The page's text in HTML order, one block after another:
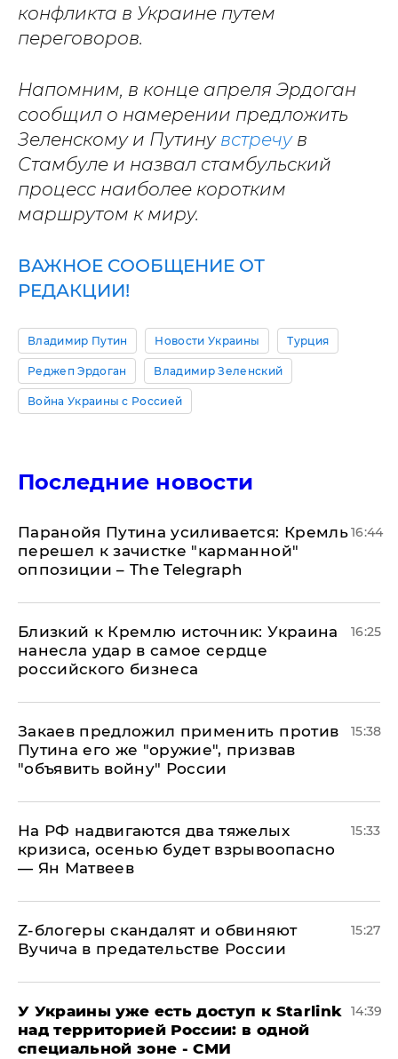
конфликта в Украине путем
переговоров.
Напомним, в конце апреля Эрдоган
сообщил о намерении предложить
Зеленскому и Путину встречув
Стамбуле и назвал стамбульский
процесс наиболее коротким
маршрутом к миру.
ВАЖНОЕ СООБЩЕНИЕ ОТ
РЕДАКЦИИ!
Владимир Путин Новости Украины Турция
Реджеп Эрдоган Владимир Зеленский
Война Украины с Россией
Последние новости
Паранойя Путина усиливается: Кремль
перешел к зачистке "карманной"
оппозиции – The Telegraph
16:44
Близкий к Кремлю источник: Украина
нанесла удар в самое сердце
российского бизнеса
16:25
Закаев предложил применить против
Путина его же "оружие", призвав
"объявить войну" России
15:38
На РФ надвигаются два тяжелых
кризиса, осенью будет взрывоопасно
— Ян Матвеев
15:33
Z-блогеры скандалят и обвиняют
Вучича в предательстве России
15:27
У Украины уже есть доступ к Starlink
над территорией России: в одной
специальной зоне - СМИ
14:39